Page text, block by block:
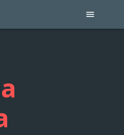
menu